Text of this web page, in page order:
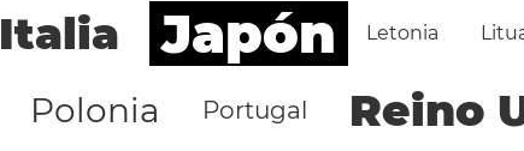
Italia Japón Letonia
Polonia Portugal Reino